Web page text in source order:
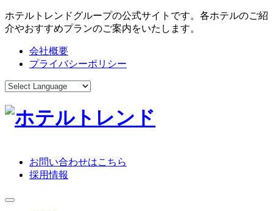
ホテルトレンドグループの公式サイトです。各ホテルのご紹
介やおすすめプランのご案内をいたします。
会社概要
プライバシーポリシー
お問い合わせはこちら
採用情報
toggle navigation